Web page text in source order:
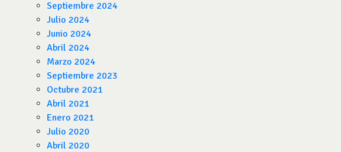
Septiembre 2024
Julio 2024
Junio 2024
Abril 2024
Marzo 2024
Septiembre 2023
Octubre 2021
Abril 2021
Enero 2021
Julio 2020
Abril 2020